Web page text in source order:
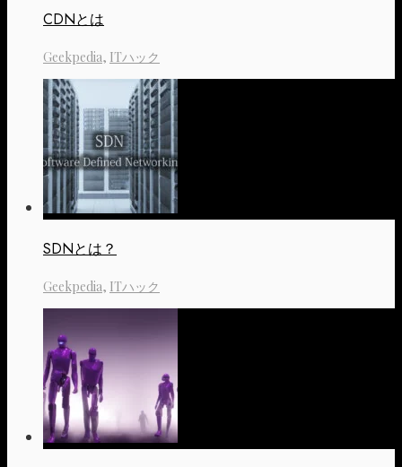
CDNとは
Geekpedia, ITハック
SDNとは？
Geekpedia, ITハック